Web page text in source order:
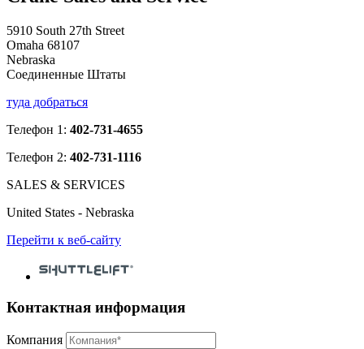
5910 South 27th Street
Omaha 68107
Nebraska
Соединенные Штаты
туда добраться
Телефон 1: 402-731-4655
Телефон 2: 402-731-1116
SALES & SERVICES
United States - Nebraska
Перейти к веб-сайту
Контактная информация
Компания